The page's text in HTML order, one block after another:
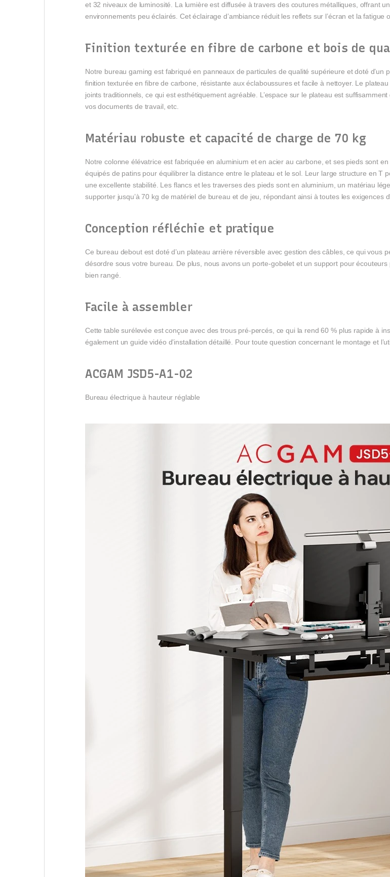
et 32 niveaux de luminosité. La lumière est diffusée à travers des coutures métalliques, offrant
environnements peu éclairés. Cet éclairage d’ambiance réduit les reflets sur l’écran et la
Finition texturée en fibre de carbone et bois de
Notre bureau gaming est fabriqué en panneaux de particules de qualité supérieure et doté d’un
finition texturée en fibre de carbone, résistante aux éclaboussures et facile à nettoyer. Le
joints traditionnels, ce qui est esthétiquement agréable. L’espace sur le plateau est
vos documents de travail, etc.
Matériau robuste et capacité de charge de 70 kg
Notre colonne élévatrice est fabriquée en aluminium et en acier au carbone, et ses pieds sont
équipés de patins pour équilibrer la distance entre le plateau et le sol. Leur large structure en T
une excellente stabilité. Les flancs et les traverses des pieds sont en aluminium, un matériau
supporter jusqu’à 70 kg de matériel de bureau et de jeu, répondant ainsi à toutes les exigences
Conception réfléchie et pratique
Ce bureau debout est doté d’un plateau arrière réversible avec gestion des câbles, ce qui vous
désordre sous votre bureau. De plus, nous avons un porte-gobelet et un support pour
bien rangé.
Facile à assembler
Cette table surélevée est conçue avec des trous pré-percés, ce qui la rend 60 % plus rapide à
également un guide vidéo d’installation détaillé. Pour toute question concernant le montage et
ACGAM JSD5-A1-02
Bureau électrique à hauteur réglable